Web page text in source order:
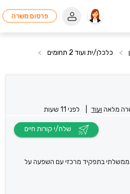
פרסום משרה
> כלכלן/ית ועוד 2 תחומים
>
מלאה ועוד לפני 11 שעות
בתפקיד מרכזי עם השפעה על